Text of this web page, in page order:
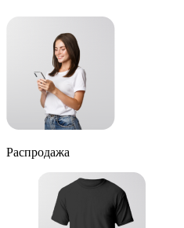
Распродажа